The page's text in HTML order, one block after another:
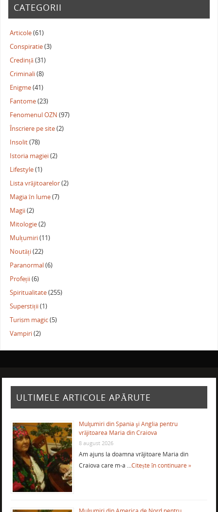
CATEGORII
Articole(61)
Conspiratie(3)
Credință(31)
Criminali(8)
Enigme(41)
Fantome(23)
Fenomenul OZN (97)
Înscriere pe site(2)
Insolit(78)
Istoria magiei(2)
Lifestyle(1)
Lista vrăjitoarelor(2)
Magia în lume(7)
Magii(2)
Mitologie(2)
Mulțumiri(11)
Noutăți(22)
Paranormal(6)
Profeții(6)
Spiritualitate(255)
Superstiții(1)
Turism magic(5)
Vampiri(2)
ULTIMELE ARTICOLE APĂRUTE
Mulţumiri din Spania şi Anglia pentru
vrăjitoarea Maria din Craiova
8 august 2026
Am ajuns la doamna vrăjitoare Maria din
Craiova care m-a …Citește în continuare »